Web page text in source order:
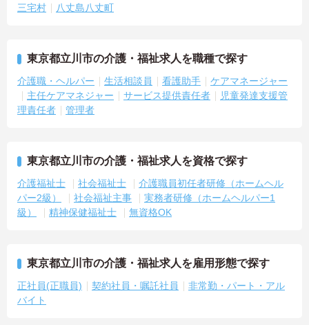
三宅村
八丈島八丈町
東京都立川市の介護・福祉求人を職種で探す
介護職・ヘルパー 生活相談員 看護助手
ケアマネージャー
主任ケアマネジャー
サービス提供責任者
児童発達支援管
理責任者
管理者
東京都立川市の介護・福祉求人を資格で探す
介護福祉士 社会福祉士
介護職員初任者研修（ホームヘル
パー2級）
社会福祉主事
実務者研修（ホームヘルパー1
級）
精神保健福祉士 無資格OK
東京都立川市の介護・福祉求人を雇用形態で探す
正社員(正職員) 契約社員・嘱託社員
非常勤・パート・アル
バイト